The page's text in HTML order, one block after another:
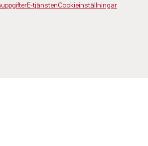
E-tjänstenCookieinställningar